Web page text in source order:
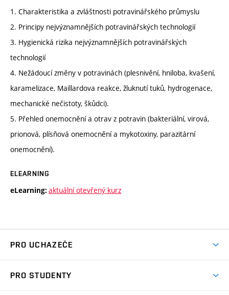
1. Charakteristika a zvláštnosti potravinářského průmyslu
2. Principy nejvýznamnějších potravinářských technologií
3. Hygienická rizika nejvýznamnějších potravinářských
technologií
4. Nežádoucí změny v potravinách (plesnivění, hniloba, kvašení,
karamelizace, Maillardova reakce, žluknutí tuků, hydrogenace,
mechanické nečistoty, škůdci).
5. Přehled onemocnění a otrav z potravin (bakteriální, virová,
prionová, plísňová onemocnění a mykotoxiny, parazitární
onemocnění).
ELEARNING
eLearning: aktuální otevřený kurz
PRO UCHAZEČE
PRO STUDENTY